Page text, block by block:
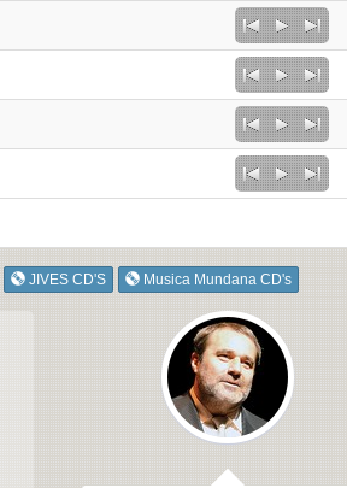
JIVES CD'S Musica Mundana CD's